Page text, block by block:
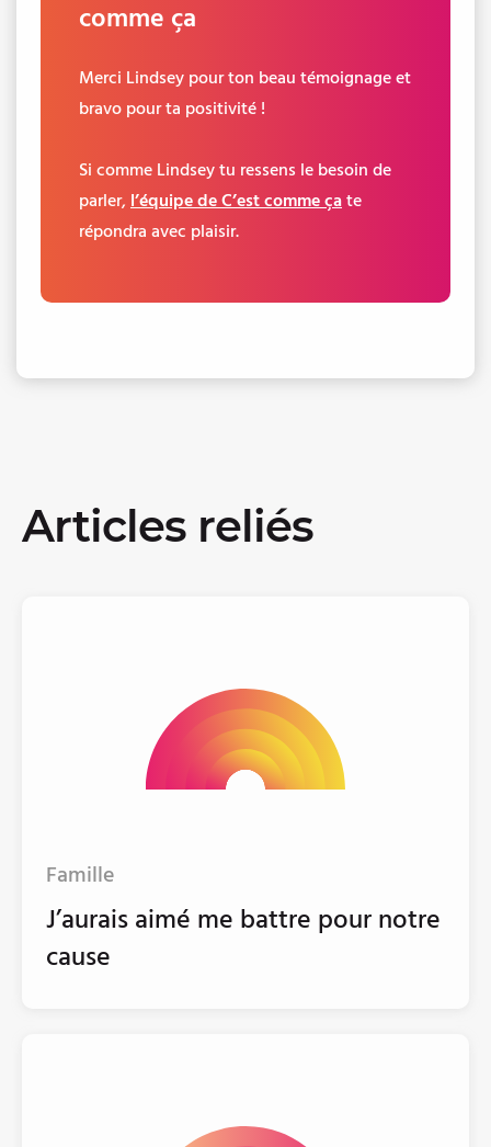
comme ça
Merci Lindsey pour ton beau témoignage et
bravo pour ta positivité !
Si comme Lindsey tu ressens le besoin de
parler, l’équipe de C’est comme çate
répondra avec plaisir.
Articles reliés
Famille
J’aurais aimé me battre pour notre
cause